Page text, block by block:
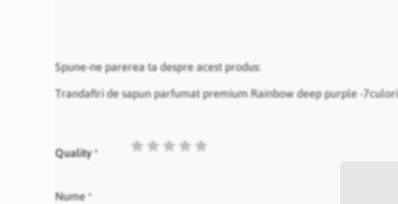
Spune-ne parerea ta despre acest produs:
Trandafiri de sapun parfumat premium Rainbow deep purple -
Quality
1
2
3
4
Nume